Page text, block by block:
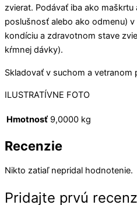
zvierat. Podávať iba ako
poslušnosť alebo ako odmenu)
kondíciu a zdravotnom stave
kŕmnej dávky).
Skladovať v suchom a vetranom
ILUSTRATÍVNE FOTO
Hmotnosť 9,0000 kg
Recenzie
Nikto zatiaľ nepridal hodnotenie.
Pridajte prvú